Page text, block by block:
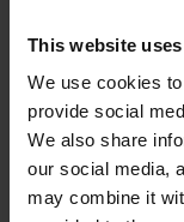
This website
We use cookies
provide social
We also share
our social media,
may combine it
med 10 gange
Learn more